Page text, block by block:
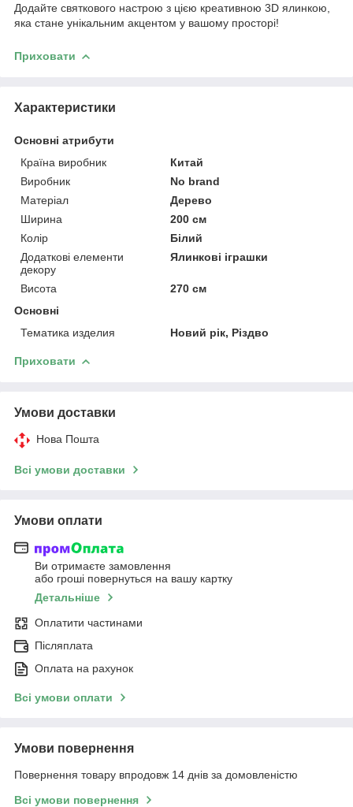
Додайте святкового настрою з цією креативною 3D ялинкою,
яка стане унікальним акцентом у вашому просторі!
Приховати
Характеристики
Основні атрибути
Країна виробник
Китай
Виробник
No brand
Матеріал
Дерево
Ширина
200 см
Колір
Білий
Додаткові елементи
декору
Ялинкові іграшки
Висота
270 см
Основні
Тематика изделия
Новий рік, Різдво
Приховати
Умови доставки
Нова Пошта
Всі умови доставки
Умови оплати
Ви отримаєте замовлення
або гроші повернуться на вашу картку
Детальніше
Оплатити частинами
Післяплата
Оплата на рахунок
Всі умови оплати
Умови повернення
Повернення товару впродовж 14 днів за домовленістю
Всі умови повернення